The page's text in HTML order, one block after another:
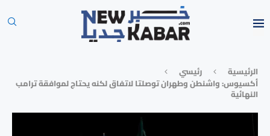
الرئيسية
رئيسي
أكسيوس: واشنطن وطهران توصلتا لاتفاق لكنه يحتاج لموافقة ترامب
النهائية